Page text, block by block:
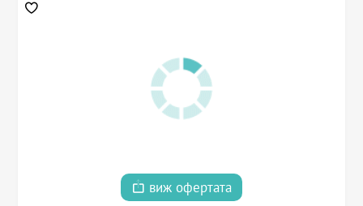
виж офертата